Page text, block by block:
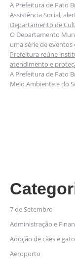
A Prefeitura de Pato
Assistência Social,
Departamento de
O Departamento
uma série de
Prefeitura reúne
atendimento e
A Prefeitura de Pato
Meio Ambiente e do
7 de Setembro
Administração e
Adoção de cães e
Aeroporto